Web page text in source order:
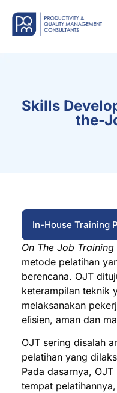
Skills
the-
In-House Training
On The Job Training
metode pelatihan
berencana. OJT
keterampilan teknik
melaksanakan
eﬁsien, aman dan
OJT sering disalah
pelatihan yang
Pada dasarnya,
tempat